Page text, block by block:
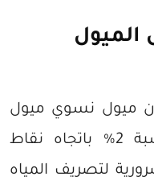
الميول
ميول نسوي ميول
بمونة خفيفة (Screed) بنسبة 2% باتجاه نقاط
لتصريف المياه